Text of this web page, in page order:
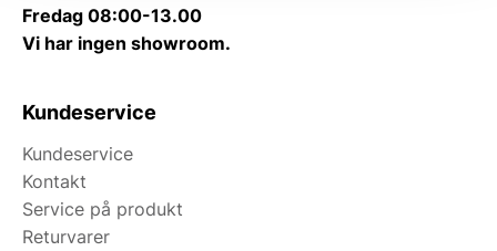
Fredag 08:00-13.00
Vi har ingen showroom.
Kundeservice
Kundeservice
Kontakt
Service på produkt
Returvarer